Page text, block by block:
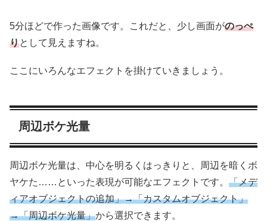
5分ほどで作った画像です。これだと、少し画面がのっぺ
りとして見えますね。
ここにいろんなエフェクトを掛けていきましょう。
周辺ボケ光量
周辺ボケ光量は、中心を明るくはっきりと、周辺を暗くボ
ヤケた……といった表現が可能なエフェクトです。 「メデ
ィアオブジェクトの追加」→「カスタムオブジェクト」
→「周辺ボケ光量」から選択できます。